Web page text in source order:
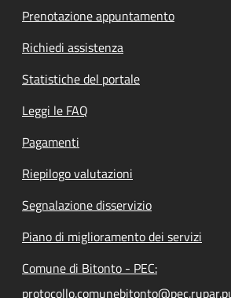
Prenotazione appuntamento
Richiedi assistenza
Statistiche del portale
Leggi le FAQ
Pagamenti
Riepilogo valutazioni
Segnalazione disservizio
Piano di miglioramento dei servizi
Comune di Bitonto - PEC: